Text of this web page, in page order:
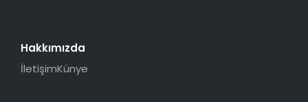
Hakkımızda
İletişimKünye